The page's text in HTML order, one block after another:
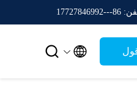
17727846992

